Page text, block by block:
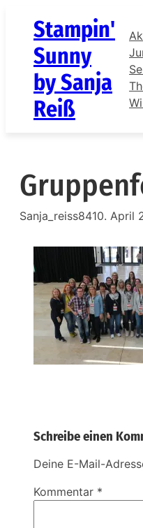
springen
Stampin'
Sunny
by Sanja
Reiß
Sanja_reiss8410. April
Schreibe einen
Deine E-Mail-
Kommentar *